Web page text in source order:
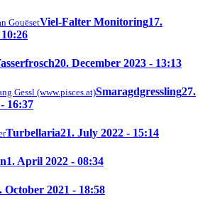
GouësetViel-Falter Monitoring17.
20. December 2023 - 13:13
Gessl (www.pisces.at)Smaragdgressling27.
16:37
Turbellaria21. July 2022 - 15:14
1. April 2022 - 08:34
October 2021 - 18:58